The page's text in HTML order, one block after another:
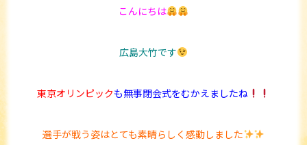
こんにちは
広島大竹です
東京オリンピックも無事閉会式をむかえましたね
選手が戦う姿はとても素晴らしく感動しました